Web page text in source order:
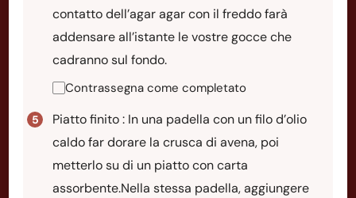
contatto dell’agar agar con il freddo farà
addensare all’istante le vostre gocce che
cadranno sul fondo.
Contrassegna come completato
Piatto finito : In una padella con un filo d’olio
caldo far dorare la crusca di avena, poi
metterlo su di un piatto con carta
assorbente.Nella stessa padella, aggiungere